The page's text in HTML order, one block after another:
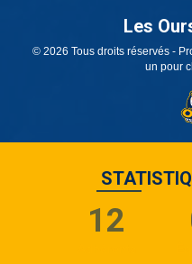
Les
© 2026 Tous droits réservés -
un pour
12